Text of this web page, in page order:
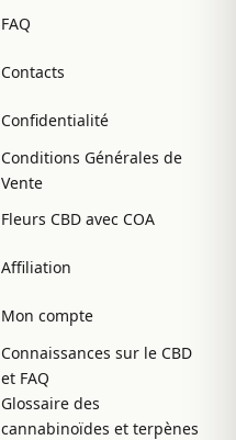
FAQ
Contacts
Confidentialité
Conditions Générales de
Vente
Fleurs CBD avec COA
Affiliation
Mon compte
Connaissances sur le CBD
et FAQ
Glossaire des
cannabinoïdes et terpènes